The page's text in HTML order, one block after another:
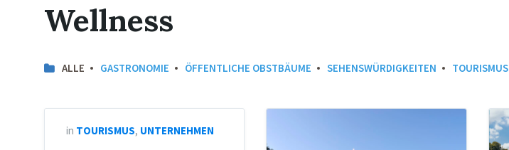
Wellness
ALLE GASTRONOMIE ÖFFENTLICHE OBSTBÄUME SEHENSWÜRDIGKEITEN TOURISMUS
in TOURISMUS, UNTERNEHMEN